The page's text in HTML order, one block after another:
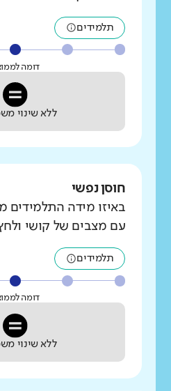
תלמידים
דומה
ללא שינוי
חוסן נפשי
באיזו מידה התלמידים
עם מצבים של קושי
תלמידים
דומה
ללא שינוי